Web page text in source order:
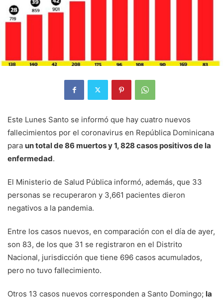
Este Lunes Santo se informó que hay cuatro nuevos
fallecimientos por el coronavirus en República Dominicana
para un total de 86 muertos y 1, 828 casos positivos de la
enfermedad.
El Ministerio de Salud Pública informó, además, que 33
personas se recuperaron y 3,661 pacientes dieron
negativos a la pandemia.
Entre los casos nuevos, en comparación con el día de ayer,
son 83, de los que 31 se registraron en el Distrito
Nacional, jurisdicción que tiene 696 casos acumulados,
pero no tuvo fallecimiento.
Otros 13 casos nuevos corresponden a Santo Domingo; la